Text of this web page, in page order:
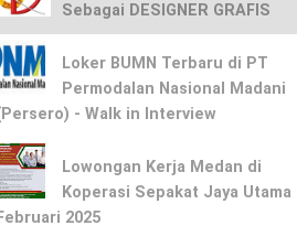
Sebagai DESIGNER GRAFIS
Loker BUMN Terbaru di PT
Permodalan Nasional Madani
- Walk in Interview
Lowongan Kerja Medan di
Koperasi Sepakat Jaya Utama
Februari 2025